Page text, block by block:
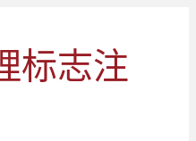
标志注